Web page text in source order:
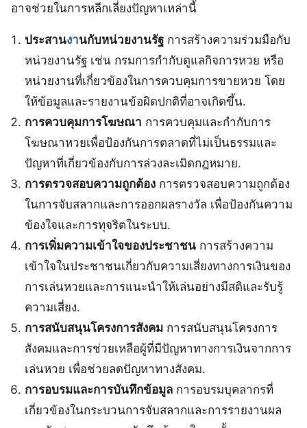
อาจช่วยในการหลีกเลี่ยงปัญหาเหล่านี้
ประสานงานกับหน่วยงานรัฐการสร้างความร่วมมือกับ
หน่วยงานรัฐ เช่น กรมการกำกับดูแลกิจการหวย หรือ
หน่วยงานที่เกี่ยวข้องในการควบคุมการขายหวย โดย
ให้ข้อมูลและรายงานข้อผิดปกติที่อาจเกิดขึ้น.
การควบคุมการโฆษณา การควบคุมและกำกับการ
โฆษณาหวยเพื่อป้องกันการตลาดที่ไม่เป็นธรรมและ
ปัญหาที่เกี่ยวข้องกับการล่วงละเมิดกฎหมาย.
การตรวจสอบความถูกต้อง การตรวจสอบความถูกต้อง
ในการจับสลากและการออกผลรางวัล เพื่อป้องกันความ
ข้องใจและการทุจริตในระบบ.
การเพิ่มความเข้าใจของประชาชน การสร้างความ
เข้าใจในประชาชนเกี่ยวกับความเสี่ยงทางการเงินของ
การเล่นหวยและการแนะนำให้เล่นอย่างมีสติและรับรู้
ความเสี่ยง.
การสนับสนุนโครงการสังคม การสนับสนุนโครงการ
สังคมและการช่วยเหลือผู้ที่มีปัญหาทางการเงินจากการ
เล่นหวย เพื่อช่วยลดปัญหาทางสังคม.
การอบรมและการบันทึกข้อมูล การอบรมบุคลากรที่
เกี่ยวข้องในกระบวนการจับสลากและการรายงานผล